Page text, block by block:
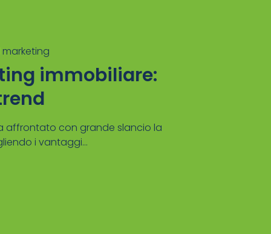
marketing
immobiliare:
affrontato con grande slancio la
i vantaggi...